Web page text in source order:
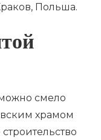
Польша.
смело
храмом